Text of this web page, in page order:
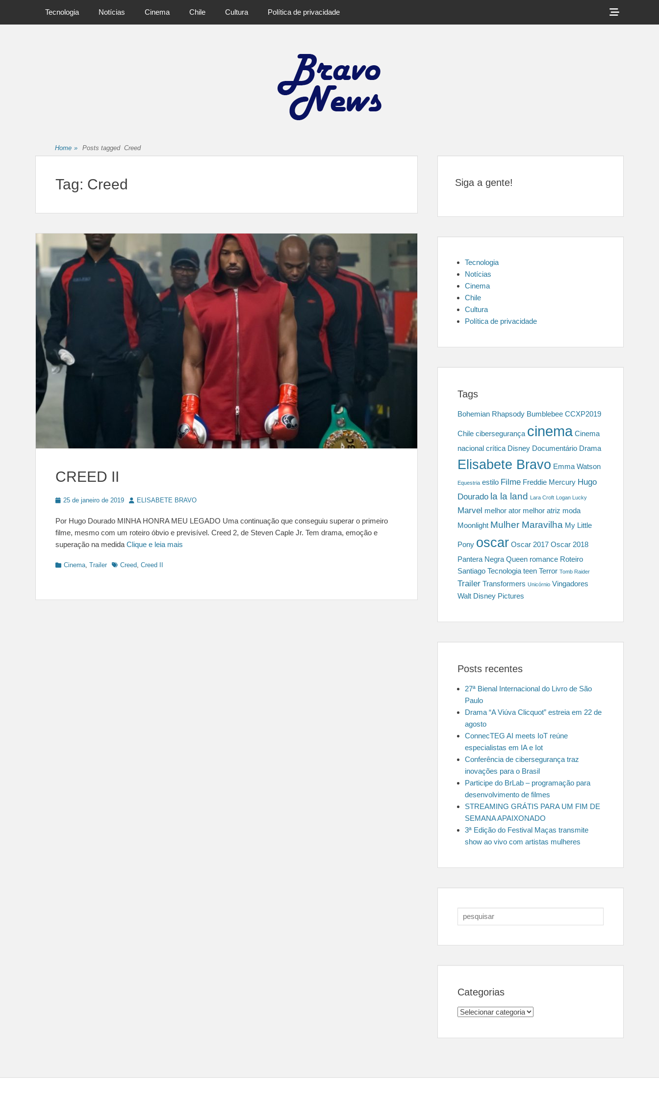
Primary Menu
Tecnologia Notícias Cinema Chile Cultura Política de privacidade
Show
Header
Home » Posts tagged Creed
Tag: Creed
CREED II
Posted
25 de janeiro de 2019 AuthorELISABETE BRAVO
Por Hugo Dourado MINHA HONRA MEU LEGADO Uma continuação que conseguiu superar o primeiro
filme, mesmo com um roteiro óbvio e previsível. Creed 2, de Steven Caple Jr. Tem drama, emoção e
superação na medida Clique e leia mais
Categories
Cinema, Trailer TagsCreed, Creed II
Siga a gente!
Tecnologia
Notícias
Cinema
Chile
Cultura
Política de privacidade
Tags
Bohemian Rhapsody Bumblebee CCXP2019
Chile cibersegurança cinema Cinema
nacional crítica Disney Documentário Drama
Elisabete Bravo Emma Watson
Equestria estilo Filme Freddie Mercury Hugo
Dourado la la land Lara Croft Logan Lucky
Marvel melhor ator melhor atriz moda
Moonlight Mulher Maravilha My Little
Pony oscar Oscar 2017 Oscar 2018
Pantera Negra Queen romance Roteiro
Santiago Tecnologia teen Terror Tomb Raider
Trailer Transformers Unicórnio Vingadores
Walt Disney Pictures
Posts recentes
27ª Bienal Internacional do Livro de São
Paulo
Drama “A Viúva Clicquot” estreia em 22 de
agosto
ConnecTEG AI meets IoT reúne
especialistas em IA e Iot
Conferência de cibersegurança traz
inovações para o Brasil
Participe do BrLab – programação para
desenvolvimento de filmes
STREAMING GRÁTIS PARA UM FIM DE
SEMANA APAIXONADO
3ª Edição do Festival Maças transmite
show ao vivo com artistas mulheres
for:
Categorias
Categorias